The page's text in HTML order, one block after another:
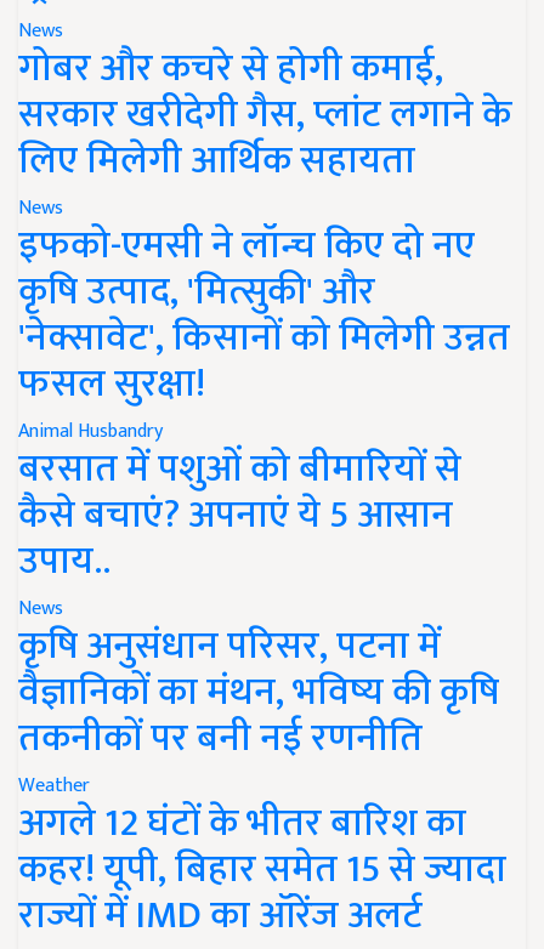
News
गोबर और कचरे से होगी कमाई,
सरकार खरीदेगी गैस, प्लांट लगाने के
लिए मिलेगी आर्थिक सहायता
News
इफको-एमसी ने लॉन्च किए दो नए
कृषि उत्पाद, 'मित्सुकी' और
'नेक्सावेट', किसानों को मिलेगी उन्नत
फसल सुरक्षा!
Animal Husbandry
बरसात में पशुओं को बीमारियों से
कैसे बचाएं? अपनाएं ये 5 आसान
उपाय..
News
कृषि अनुसंधान परिसर, पटना में
वैज्ञानिकों का मंथन, भविष्य की कृषि
तकनीकों पर बनी नई रणनीति
Weather
अगले 12 घंटों के भीतर बारिश का
कहर! यूपी, बिहार समेत 15 से ज्यादा
राज्यों में IMD का ऑरेंज अलर्ट